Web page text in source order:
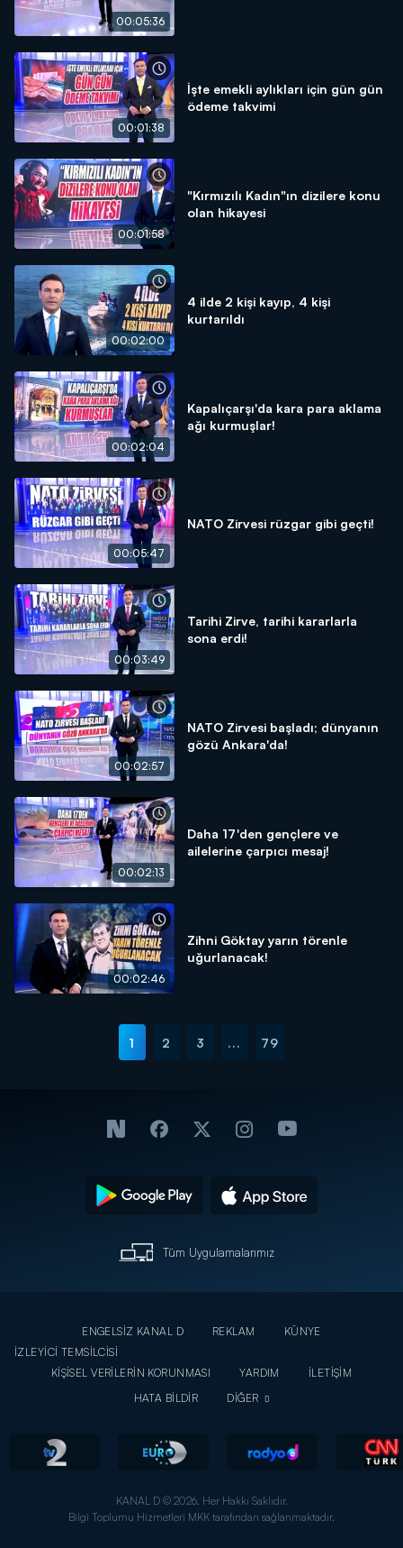
00:05:36
00:01:38
İşte emekli aylıkları için gün gün
ödeme takvimi
00:01:58
"Kırmızılı Kadın"ın dizilere konu
olan hikayesi
00:02:00
4 ilde 2 kişi kayıp, 4 kişi
kurtarıldı
00:02:04
Kapalıçarşı'da kara para aklama
ağı kurmuşlar!
00:05:47
NATO Zirvesi rüzgar gibi geçti!
00:03:49
Tarihi Zirve, tarihi kararlarla
sona erdi!
00:02:57
NATO Zirvesi başladı; dünyanın
gözü Ankara'da!
00:02:13
Daha 17'den gençlere ve
ailelerine çarpıcı mesaj!
00:02:46
Zihni Göktay yarın törenle
uğurlanacak!
1 2 3 ... 79
Tüm Uygulamalarımız
ENGELSİZ KANAL D REKLAM
KÜNYE
İZLEYİCİ TEMSİLCİSİ
KİŞİSEL VERİLERİN KORUNMASI
YARDIM
İLETİŞİM
HATA BİLDİR
DİĞER
KANAL D © 2026. Her Hakkı Saklıdır.
Bilgi Toplumu Hizmetleri MKK tarafından sağlanmaktadır.